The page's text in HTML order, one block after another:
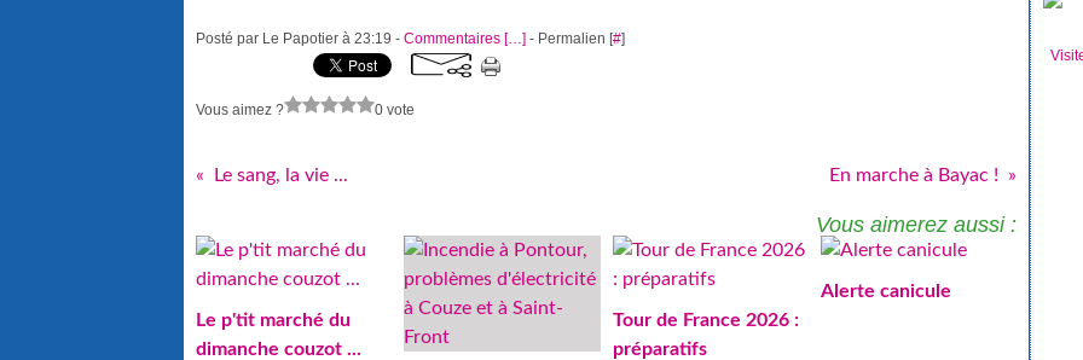
Posté par Le Papotier à 23:19 - Commentaires […] - Permalien [#]
Vous aimez ? 0 vote
Le sang, la vie ... En marche à Bayac !
Vous aimerez aussi :
Le p'tit marché du
dimanche couzot ...
Tour de France 2026 :
préparatifs
Alerte canicule